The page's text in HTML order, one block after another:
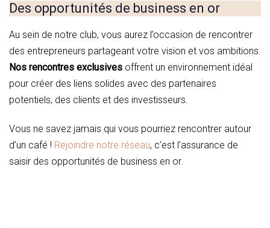
Des opportunités de business en or
Au sein de notre club, vous aurez l’occasion de rencontrer
des entrepreneurs partageant votre vision et vos ambitions.
Nos rencontres exclusives offrent un environnement idéal
pour créer des liens solides avec des partenaires
potentiels, des clients et des investisseurs.
Vous ne savez jamais qui vous pourriez rencontrer autour
d’un café ! Rejoindre notre réseau, c’est l’assurance de
saisir des opportunités de business en or.